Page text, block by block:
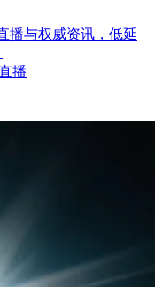
播与权威资讯，低延
播